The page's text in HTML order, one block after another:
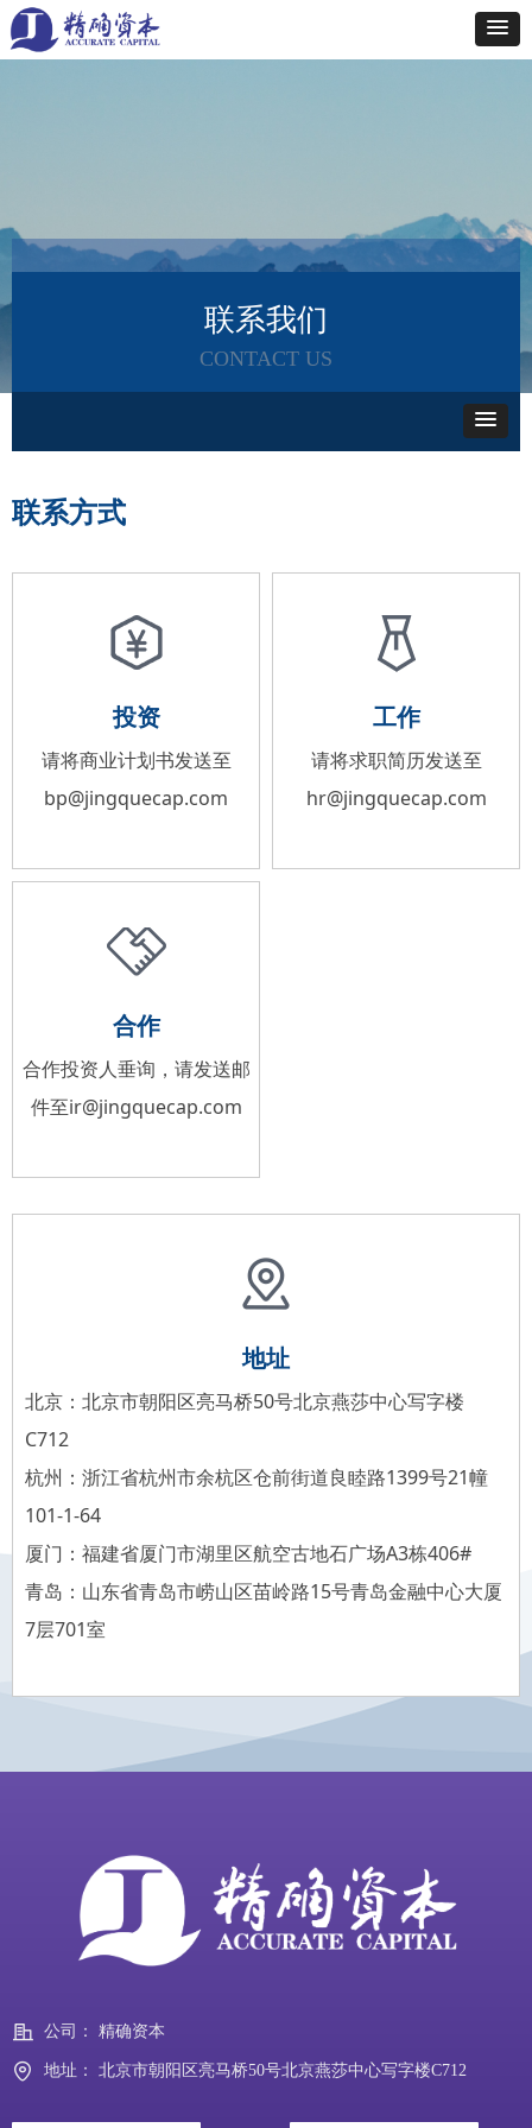
联系我们
CONTACT US
联系方式
投资
请将商业计划书发送至
bp@jingquecap.com
工作
请将求职简历发送至
hr@jingquecap.com
合作
合作投资人垂询，请发送邮
件至ir@jingquecap.com
地址
北京：北京市朝阳区亮马桥50号北京燕莎中心写字楼
C712
杭州：浙江省杭州市余杭区仓前街道良睦路1399号21幢
101-1-64
厦门：福建省厦门市湖里区航空古地石广场A3栋406#
青岛：山东省青岛市崂山区苗岭路15号青岛金融中心大厦
7层701室
公司： 精确资本
地址： 北京市朝阳区亮马桥50号北京燕莎中心写字楼C712